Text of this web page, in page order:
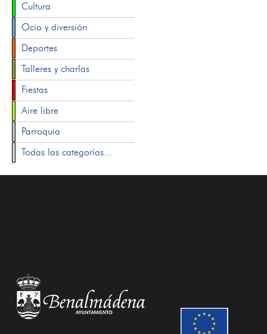
Cultura
Ocio y diversión
Deportes
Talleres y charlas
Fiestas
Aire libre
Parroquia
Todas las categorías...